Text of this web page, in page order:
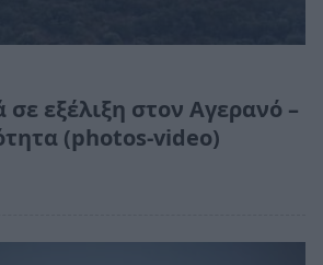
σε εξέλιξη στον Αγερανό –
(photos-video)